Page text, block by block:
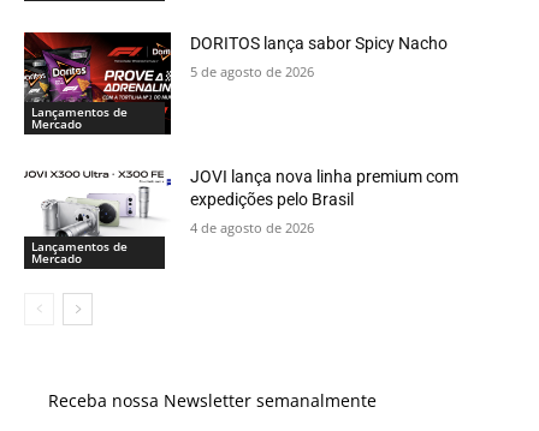
Lançamentos de
Mercado
DORITOS lança sabor Spicy Nacho
5 de agosto de 2026
Lançamentos de
Mercado
JOVI lança nova linha premium com
expedições pelo Brasil
4 de agosto de 2026
Receba nossa Newsletter semanalmente